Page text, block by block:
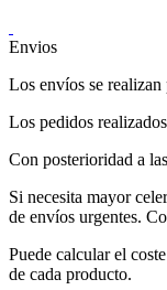
Envios
Los envíos se
Los pedidos
Con posterioridad a
Si necesita mayor
de envíos urgentes.
Puede calcular el
de cada producto.